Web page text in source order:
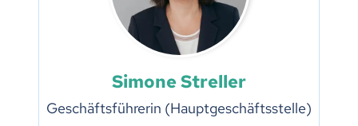
Simone Streller
Geschäftsführerin (Hauptgeschäftsstelle)